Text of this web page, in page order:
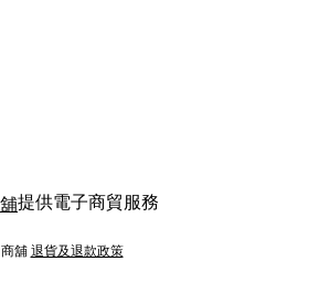
提供電子商貿服務
商舖 退貨及退款政策